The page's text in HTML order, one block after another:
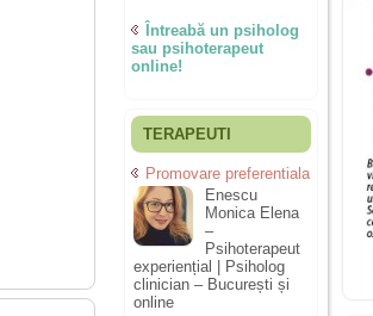
Întreabă un psiholog
sau psihoterapeut
online!
TERAPEUTI
Promovare preferentiala
Enescu
Monica Elena
–
Psihoterapeut
experiențial | Psiholog
clinician – București și
online